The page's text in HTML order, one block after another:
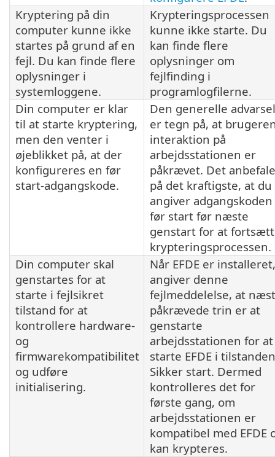
Kryptering på din
computer kunne ikke
startes på grund af en
fejl. Du kan finde flere
oplysninger i
systemloggene.
Krypteringsprocessen
kunne ikke starte. Du
kan finde flere
oplysninger om
fejlfinding i
programlogfilerne.
Din computer er klar
til at starte kryptering,
men den venter i
øjeblikket på, at der
konfigureres en før
start-adgangskode.
Den generelle advarsel
er tegn på, at
interaktion på
arbejdsstationen er
påkrævet. Det
på det kraftigste, at du
angiver adgangskoden
før start før næste
genstart for at
krypteringsprocessen.
Din computer skal
genstartes for at
starte i fejlsikret
tilstand for at
kontrollere hardware-
og
firmwarekompatibilitet
og udføre
initialisering.
Når EFDE er installeret,
angiver denne
fejlmeddelelse, at
påkrævede trin er at
genstarte
arbejdsstationen for at
starte EFDE i tilstanden
Sikker start. Dermed
kontrolleres det for
første gang, om
arbejdsstationen er
kompatibel med EFDE
kan krypteres.